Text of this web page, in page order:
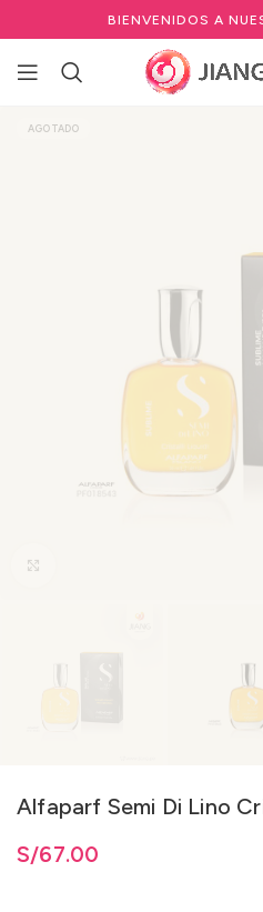
BIENVENIDOS A
Inicio Salones de Belleza
AGOTADO
Alfaparf Semi Di Lino
S/67.00